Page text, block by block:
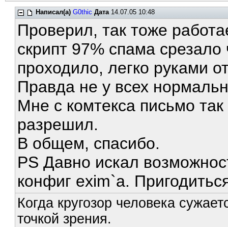
Написал(а) G0thic Дата14.07.05 10:48
Проверил, так тоже
скрипт 97% спама
проходило, легко руками
Правда не у всех
Мне с комтекса письмо
разрешил.
В общем, спасибо.
PS Давно искал
конфиг exim`a.
Когда кругозор человека
точкой зрения.